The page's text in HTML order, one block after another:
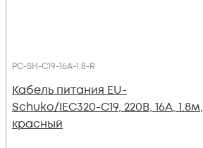
PC-SH-C19-16A-1.8-R
Кабель питания EU-
Schuko/IEC320-C19, 220B, 16А, 1.8м,
красный